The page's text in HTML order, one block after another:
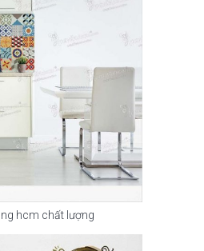
hcm chất lượng